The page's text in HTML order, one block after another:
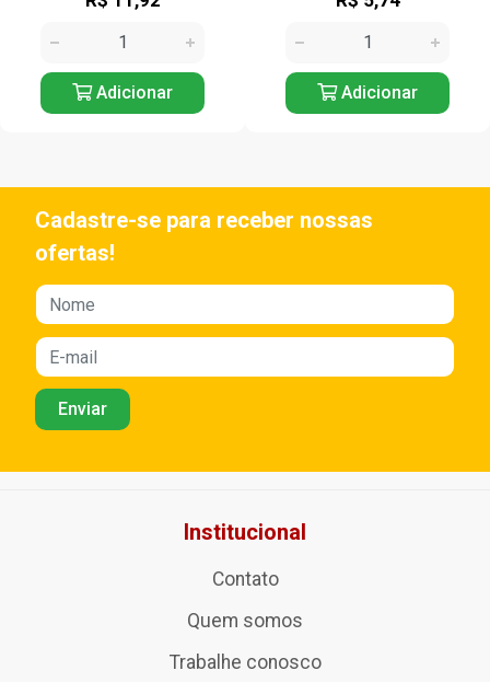
Adicionar Adicionar
Cadastre-se para receber nossas
ofertas!
Institucional
Contato
Quem somos
Trabalhe conosco